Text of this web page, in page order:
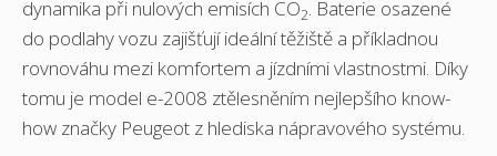
dynamika při nulových emisích CO2. Baterie osazené
do podlahy vozu zajišťují ideální těžiště a příkladnou
rovnováhu mezi komfortem a jízdními vlastnostmi. Díky
tomu je model e-2008 ztělesněním nejlepšího know-
how značky Peugeot z hlediska nápravového systému.